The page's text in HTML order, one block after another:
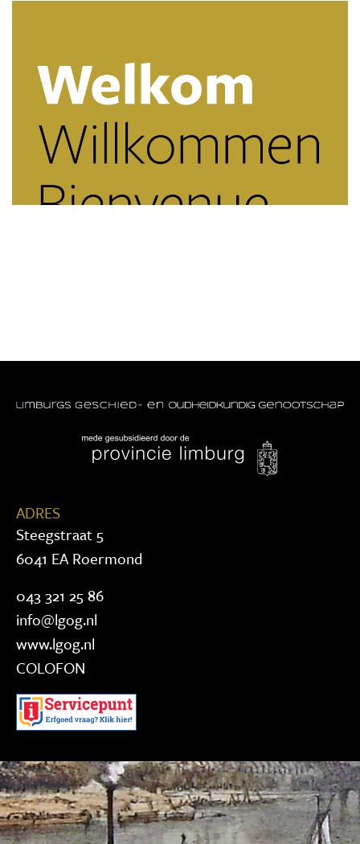
ADRES
Steegstraat 5
6041 EA Roermond
043 321 25 86
info@lgog.nl
www.lgog.nl
COLOFON